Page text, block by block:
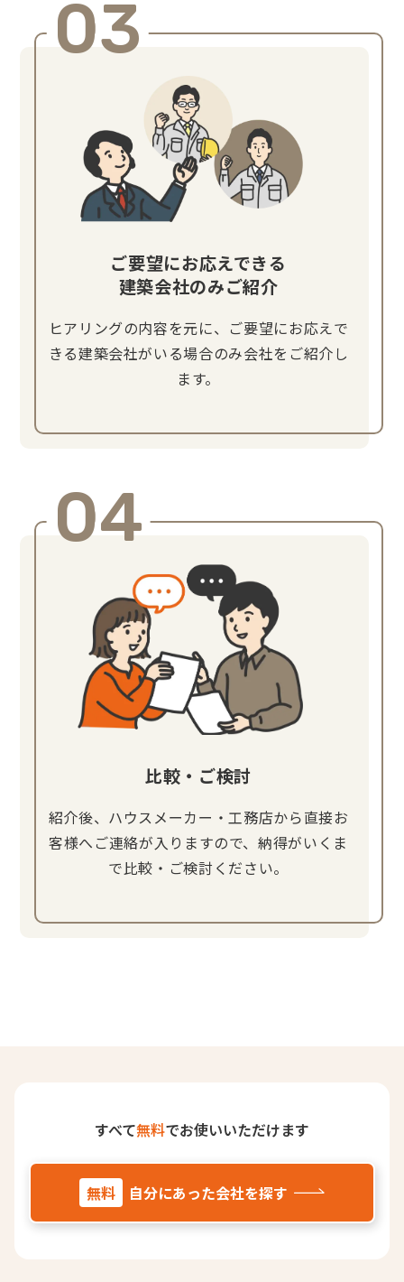
03
ご要望にお応えできる
建築会社のみご紹介
ヒアリングの内容を元に、ご要望にお応えで
きる建築会社がいる場合のみ会社をご紹介し
ます。
04
比較・ご検討
紹介後、ハウスメーカー・工務店から直接お
客様へご連絡が入りますので、納得がいくま
で比較・ご検討ください。
すべて無料でお使いいただけます
無料 自分にあった会社を探す